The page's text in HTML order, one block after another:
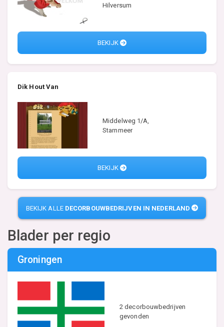
Hilversum
BEKIJK
Dik Hout Van
Middelweg 1/A,
Starnmeer
BEKIJK
BEKIJK ALLE DECORBOUWBEDRIJVEN IN NEDERLAND
Blader per regio
Groningen
2 decorbouwbedrijven
gevonden